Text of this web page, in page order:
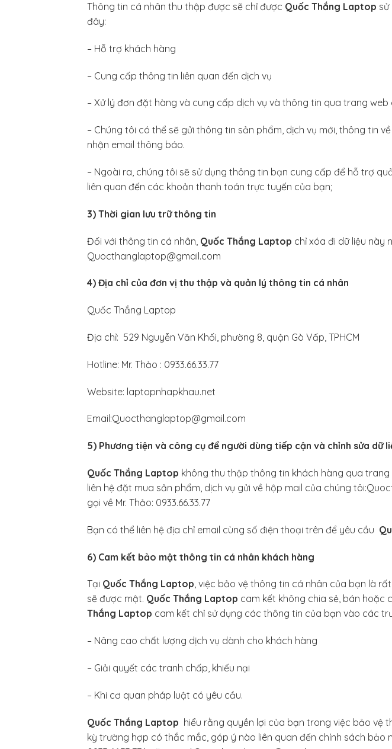
Thông tin cá nhân thu thập được sẽ chỉ được Quốc Thắng Laptop
đây:
– Hỗ trợ khách hàng
– Cung cấp thông tin liên quan đến dịch vụ
– Xử lý đơn đặt hàng và cung cấp dịch vụ và thông tin qua trang
– Chúng tôi có thể sẽ gửi thông tin sản phẩm, dịch vụ mới, thông tin
nhận email thông báo.
– Ngoài ra, chúng tôi sẽ sử dụng thông tin bạn cung cấp để hỗ trợ
liên quan đến các khoản thanh toán trực tuyến của bạn;
3) Thời gian lưu trữ thông tin
Đối với thông tin cá nhân, Quốc Thắng Laptop chỉ xóa đi dữ liệu này
Quocthanglaptop@gmail.com
4) Địa chỉ của đơn vị thu thập và quản lý thông tin cá nhân
Quốc Thắng Laptop
Địa chỉ: 529 Nguyễn Văn Khối, phường 8, quận Gò Vấp, TPHCM
Hotline: Mr. Thảo : 0933.66.33.77
Website: laptopnhapkhau.net
Email:Quocthanglaptop@gmail.com
5) Phương tiện và công cụ để người dùng tiếp cận và chỉnh sửa dữ
Quốc Thắng Laptop không thu thập thông tin khách hàng qua
liên hệ đặt mua sản phẩm, dịch vụ gửi về hộp mail của chúng
gọi về Mr. Thảo: 0933.66.33.77
Bạn có thể liên hệ địa chỉ email cùng số điện thoại trên để yêu cầu
6) Cam kết bảo mật thông tin cá nhân khách hàng
Tại Quốc Thắng Laptop, việc bảo vệ thông tin cá nhân của bạn là
sẽ được mật. Quốc Thắng Laptop cam kết không chia sẻ, bán hoặc
Thắng Laptop cam kết chỉ sử dụng các thông tin của bạn vào các
– Nâng cao chất lượng dịch vụ dành cho khách hàng
– Giải quyết các tranh chấp, khiếu nại
– Khi cơ quan pháp luật có yêu cầu.
Quốc Thắng Laptop hiểu rằng quyền lợi của bạn trong việc bảo vệ
kỳ trường hợp có thắc mắc, góp ý nào liên quan đến chính sách bảo